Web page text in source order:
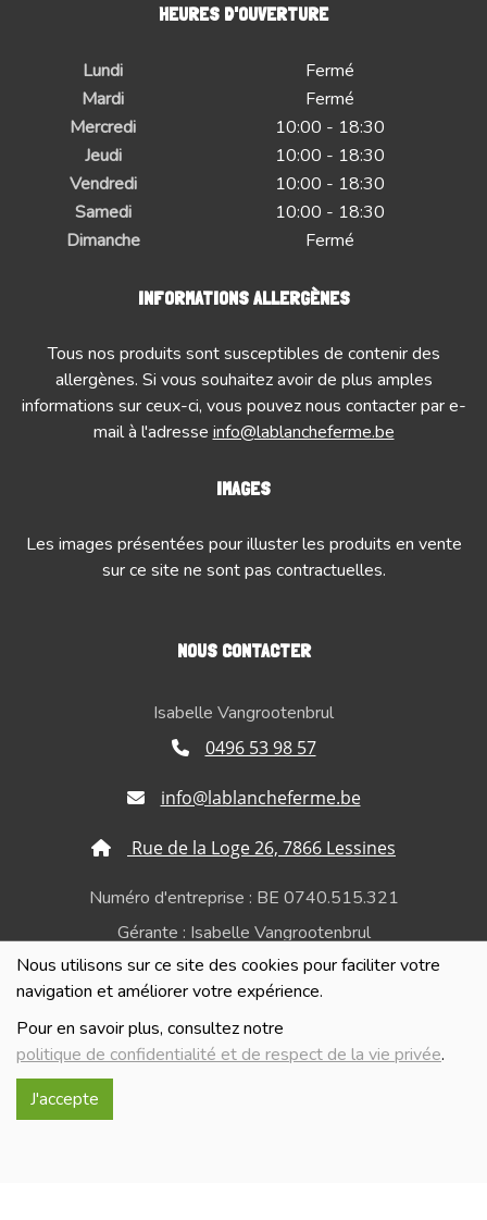
Nous utilisons sur ce site des cookies pour faciliter votre
navigation et améliorer votre expérience.
Pour en savoir plus, consultez notre
politique de confidentialité et de respect de la vie privée.
J'accepte
HEURES D'OUVERTURE
Lundi
Fermé
Mardi
Fermé
Mercredi
10:00 - 18:30
Jeudi
10:00 - 18:30
Vendredi
10:00 - 18:30
Samedi
10:00 - 18:30
Dimanche
Fermé
INFORMATIONS ALLERGÈNES
Tous nos produits sont susceptibles de contenir des
allergènes. Si vous souhaitez avoir de plus amples
informations sur ceux-ci, vous pouvez nous contacter par e-
mail à l'adresse info@lablancheferme.be
IMAGES
Les images présentées pour illuster les produits en vente
sur ce site ne sont pas contractuelles.
NOUS CONTACTER
Isabelle Vangrootenbrul
0496 53 98 57
info@lablancheferme.be
Rue de la Loge 26, 7866 Lessines
Numéro d'entreprise : BE 0740.515.321
Gérante : Isabelle Vangrootenbrul
Politique de confidentialité et de respect de la vie
privée